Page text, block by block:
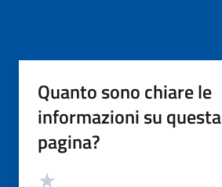
Quanto sono chiare le
informazioni su questa
pagina?
Valutazione